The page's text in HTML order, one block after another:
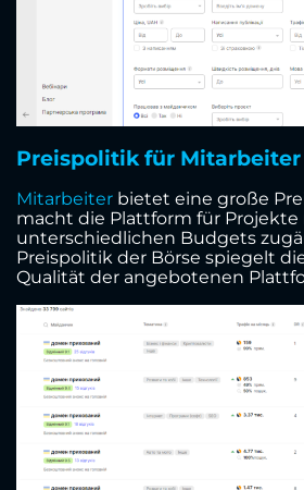
Preispolitik für Mitarbeiter
Mitarbeiter bietet eine große
macht die Plattform für Projekte
unterschiedlichen Budgets
Preispolitik der Börse spiegelt
Qualität der angebotenen